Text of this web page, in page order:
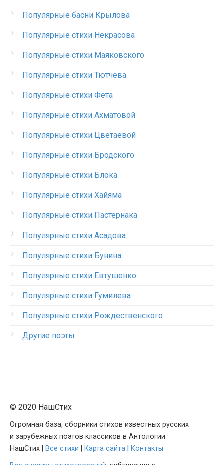
Популярные басни Крылова
Популярные стихи Некрасова
Популярные стихи Маяковского
Популярные стихи Тютчева
Популярные стихи Фета
Популярные стихи Ахматовой
Популярные стихи Цветаевой
Популярные стихи Бродского
Популярные стихи Блока
Популярные стихи Хайяма
Популярные стихи Пастернака
Популярные стихи Асадова
Популярные стихи Бунина
Популярные стихи Евтушенко
Популярные стихи Гумилева
Популярные стихи Рождественского
Другие поэты
© 2020 НашСтих
Огромная база, сборники стихов известных русских
и зарубежных поэтов классиков в Антологии
НашСтих |
Все стихи Карта сайта
Контакты